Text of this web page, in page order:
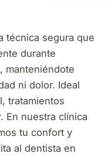
técnica segura que
durante
manteniéndote
ni dolor. Ideal
tratamientos
En nuestra clínica
tu confort y
al dentista en